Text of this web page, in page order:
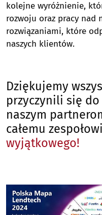
kolejne wyróżnienie,
rozwoju oraz pracy nad
rozwiązaniami, które
naszych klientów.
Dziękujemy
przyczynili się
naszym
całemu
wyjątkowego!